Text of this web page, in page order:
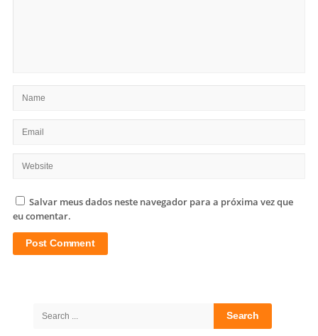
Salvar meus dados neste navegador para a próxima vez que
eu comentar.